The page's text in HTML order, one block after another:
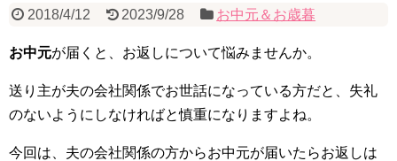
2018/4/12 2023/9/28 お中元＆お歳暮
お中元が届くと、お返しについて悩みませんか。
送り主が夫の会社関係でお世話になっている方だと、失礼
のないようにしなければと慎重になりますよね。
今回は、夫の会社関係の方からお中元が届いたらお返しは